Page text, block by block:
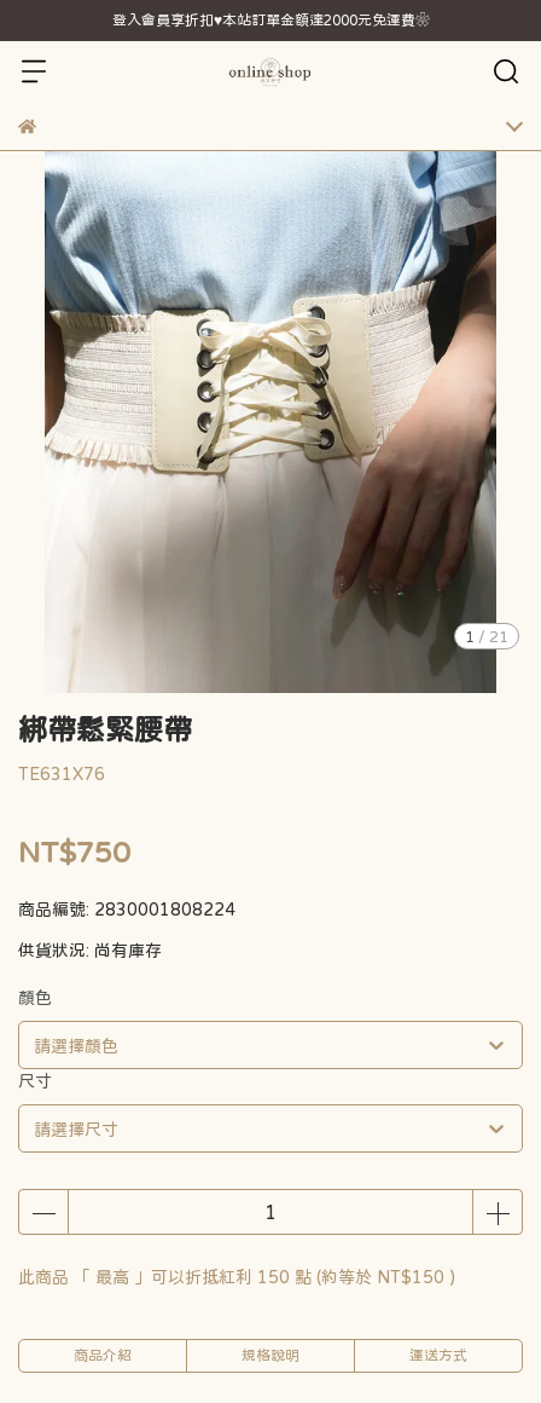
登入會員享折扣♥本站訂單金額達2000元免運費❀
1 / 21
綁帶鬆緊腰帶
TE631X76
NT$750
商品編號: 2830001808224
供貨狀況: 尚有庫存
顏色
請選擇顏色
尺寸
請選擇尺寸
此商品 「 最高 」可以折抵紅利 150 點 (約等於 NT$150 )
商品介紹 規格說明 運送方式